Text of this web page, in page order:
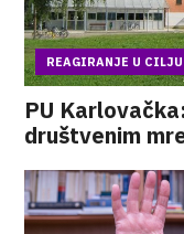
REAGIRANJE U
PU
društvenim